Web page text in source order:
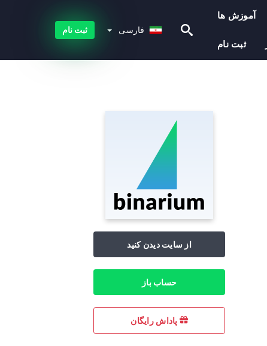
آموزش ها
ثبت نام
فارسی ثبت نام
از سایت دیدن کنید
حساب باز
پاداش رایگان